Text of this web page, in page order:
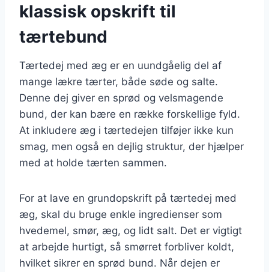
klassisk opskrift til
tærtebund
Tærtedej med æg er en uundgåelig del af
mange lækre tærter, både søde og salte.
Denne dej giver en sprød og velsmagende
bund, der kan bære en række forskellige fyld.
At inkludere æg i tærtedejen tilføjer ikke kun
smag, men også en dejlig struktur, der hjælper
med at holde tærten sammen.
For at lave en grundopskrift på tærtedej med
æg, skal du bruge enkle ingredienser som
hvedemel, smør, æg, og lidt salt. Det er vigtigt
at arbejde hurtigt, så smørret forbliver koldt,
hvilket sikrer en sprød bund. Når dejen er